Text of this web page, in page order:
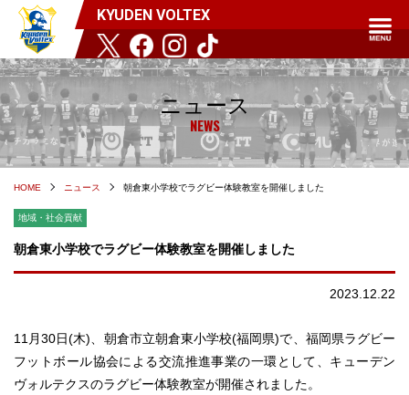
KYUDEN VOLTEX
ニュース
NEWS
HOME ニュース 朝倉東小学校でラグビー体験教室を開催しました
地域・社会貢献
朝倉東小学校でラグビー体験教室を開催しました
2023.12.22
11月30日(木)、朝倉市立朝倉東小学校(福岡県)で、福岡県ラグビー
フットボール協会による交流推進事業の一環として、キューデン
ヴォルテクスのラグビー体験教室が開催されました。